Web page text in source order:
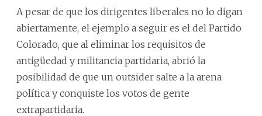
A pesar de que los dirigentes liberales no lo digan
abiertamente, el ejemplo a seguir es el del Partido
Colorado, que al eliminar los requisitos de
antigüedad y militancia partidaria, abrió la
posibilidad de que un outsider salte a la arena
política y conquiste los votos de gente
extrapartidaria.